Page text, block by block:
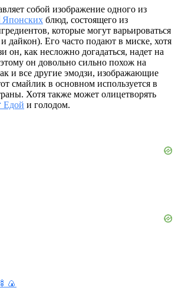
собой изображение одного из
блюд, состоящего из
которые могут варьироваться
и дайкон). Его часто подают в миске, хотя
он, как несложно догадаться, надет на
он довольно сильно похож на
и все другие эмодзи, изображающие
смайлик в основном используется в
Хотя также может олицетворять
Едой и голодом.